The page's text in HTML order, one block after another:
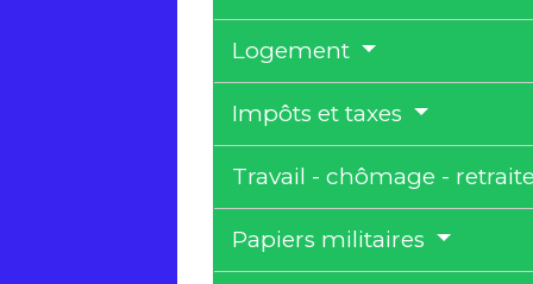
Logement
Impôts et taxes
Travail - chômage - retraite
Papiers militaires